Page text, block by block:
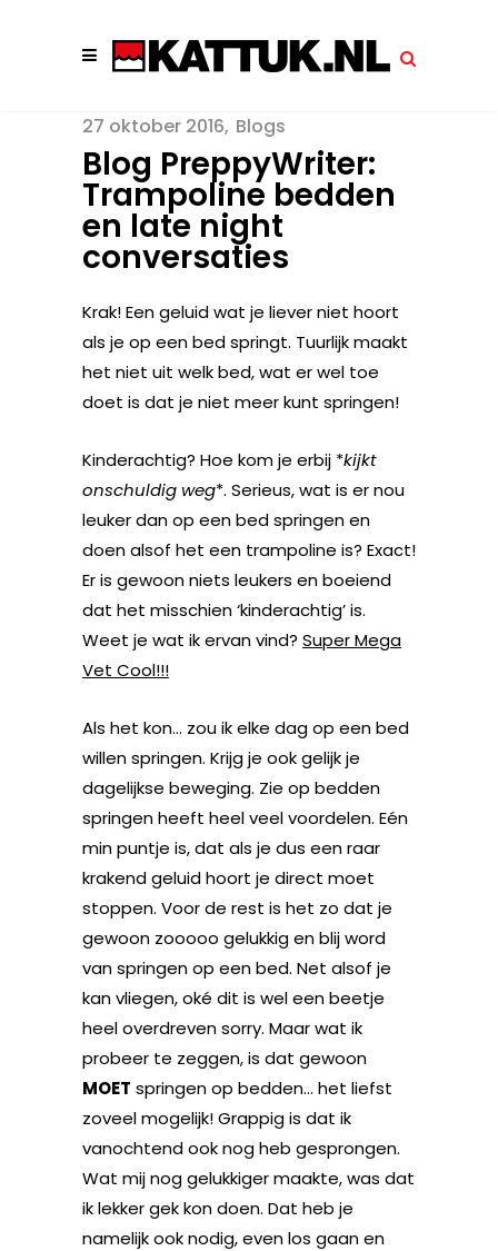
27 oktober 2016 Blogs
Blog PreppyWriter:
Trampoline bedden
en late night
conversaties
Krak! Een geluid wat je liever niet hoort
als je op een bed springt. Tuurlijk maakt
het niet uit welk bed, wat er wel toe
doet is dat je niet meer kunt springen!
Kinderachtig? Hoe kom je erbij *kijkt
onschuldig weg*. Serieus, wat is er nou
leuker dan op een bed springen en
doen alsof het een trampoline is? Exact!
Er is gewoon niets leukers en boeiend
dat het misschien ‘kinderachtig’ is.
Weet je wat ik ervan vind? Super Mega
Vet Cool!!!
Als het kon… zou ik elke dag op een bed
willen springen. Krijg je ook gelijk je
dagelijkse beweging. Zie op bedden
springen heeft heel veel voordelen. Eén
min puntje is, dat als je dus een raar
krakend geluid hoort je direct moet
stoppen. Voor de rest is het zo dat je
gewoon zooooo gelukkig en blij word
van springen op een bed. Net alsof je
kan vliegen, oké dit is wel een beetje
heel overdreven sorry. Maar wat ik
probeer te zeggen, is dat gewoon
MOET springen op bedden… het liefst
zoveel mogelijk! Grappig is dat ik
vanochtend ook nog heb gesprongen.
Wat mij nog gelukkiger maakte, was dat
ik lekker gek kon doen. Dat heb je
namelijk ook nodig, even los gaan en